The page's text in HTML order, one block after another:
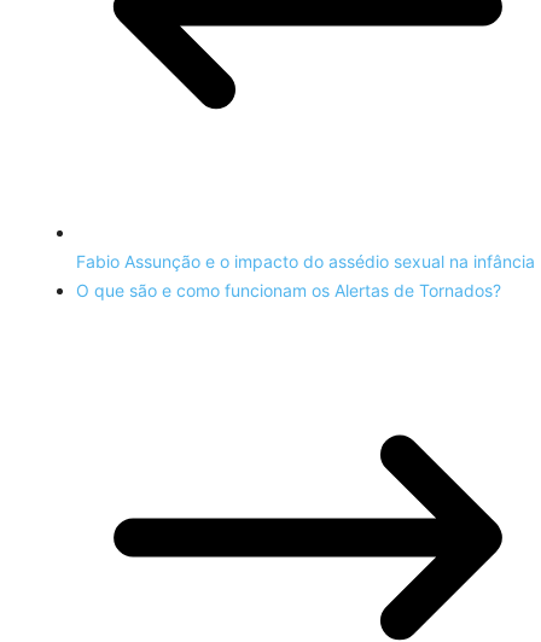
Fabio Assunção e o impacto do assédio sexual na infância
O que são e como funcionam os Alertas de Tornados?